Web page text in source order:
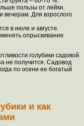
пользы от лейки.
вечерам. Для взрослого
в июле и августе.
опрыскивание
голубики садовой.
не получится. Садовод
по осени ее богатый
и как